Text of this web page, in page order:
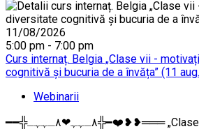
11/08/2026
5:00 pm - 7:00 pm
Curs internaț. Belgia „Clase vii -
cognitivă și bucuria de a învăța” (11
Webinarii
━━╬٨ـﮩﮩ❤٨ـﮩﮩـ╬━❤️❥❥═══ „Clase vii” este o experiență